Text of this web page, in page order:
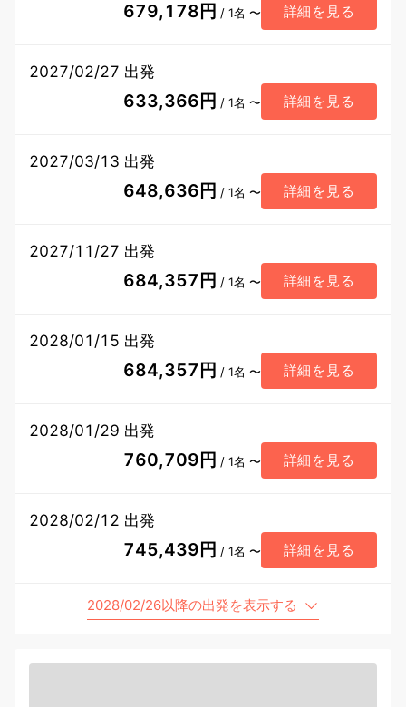
679,178円 / 1名 〜 詳細を見る
2027/02/27 出発
633,366円 / 1名 〜 詳細を見る
2027/03/13 出発
648,636円 / 1名 〜 詳細を見る
2027/11/27 出発
684,357円 / 1名 〜 詳細を見る
2028/01/15 出発
684,357円 / 1名 〜 詳細を見る
2028/01/29 出発
760,709円 / 1名 〜 詳細を見る
2028/02/12 出発
745,439円 / 1名 〜 詳細を見る
2028/02/26以降の出発を表示する